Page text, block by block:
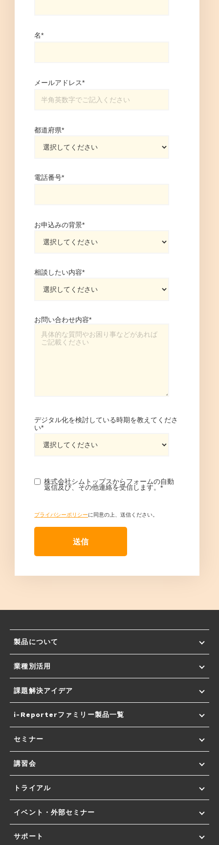
名*
メールアドレス*
都道府県*
電話番号*
お申込みの背景*
相談したい内容*
お問い合わせ内容*
デジタル化を検討している時期を教えてくださ
い*
株式会社シムトップスからフォームの自動
返信及び、その他連絡を受信します。 *
プライバシーポリシーに同意の上、送信ください。
製品について
業種別活用
課題解決アイデア
i-Reporterファミリー製品一覧
セミナー
講習会
トライアル
イベント・外部セミナー
サポート